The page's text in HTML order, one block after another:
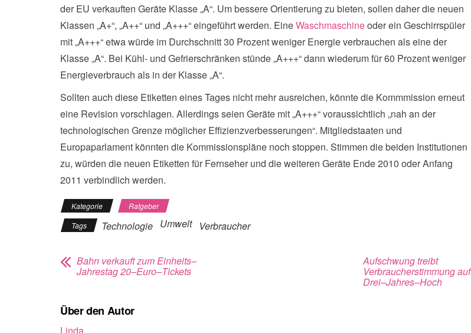
der EU verkauften Geräte Klasse „A“. Um bessere Orientierung zu bieten, sollen daher die neuen
Klassen „A+“, „A++“ und „A+++“ eingeführt werden. EineWaschmaschineoder ein Geschirrspüler
mit „A+++“ etwa würde im Durchschnitt 30 Prozent weniger Energie verbrauchen als eine der
Klasse „A“. Bei Kühl- und Gefrierschränken stünde „A+++“ dann wiederum für 60 Prozent weniger
Energieverbrauch als in der Klasse „A“.
Sollten auch diese Etiketten eines Tages nicht mehr ausreichen, könnte die Kommmission erneut
eine Revision vorschlagen. Allerdings seien Geräte mit „A+++“ voraussichtlich „nah an der
technologischen Grenze möglicher Effizienzverbesserungen“. Mitgliedstaaten und
Europaparlament könnten die Kommissionspläne noch stoppen. Stimmen die beiden Institutionen
zu, würden die neuen Etiketten für Fernseher und die weiteren Geräte Ende 2010 oder Anfang
2011 verbindlich werden.
Kategorie
Ratgeber
Tags
Technologie Umwelt Verbraucher
Bahn verkauft zum Einheits–
Jahrestag 20–Euro–Tickets
Aufschwung treibt
Verbraucherstimmung auf
Drei–Jahres–Hoch
Über den Autor